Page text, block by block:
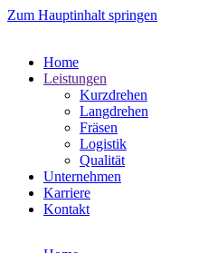
Zum Hauptinhalt springen
Home
Leistungen
Kurzdrehen
Langdrehen
Fräsen
Logistik
Qualität
Unternehmen
Karriere
Kontakt